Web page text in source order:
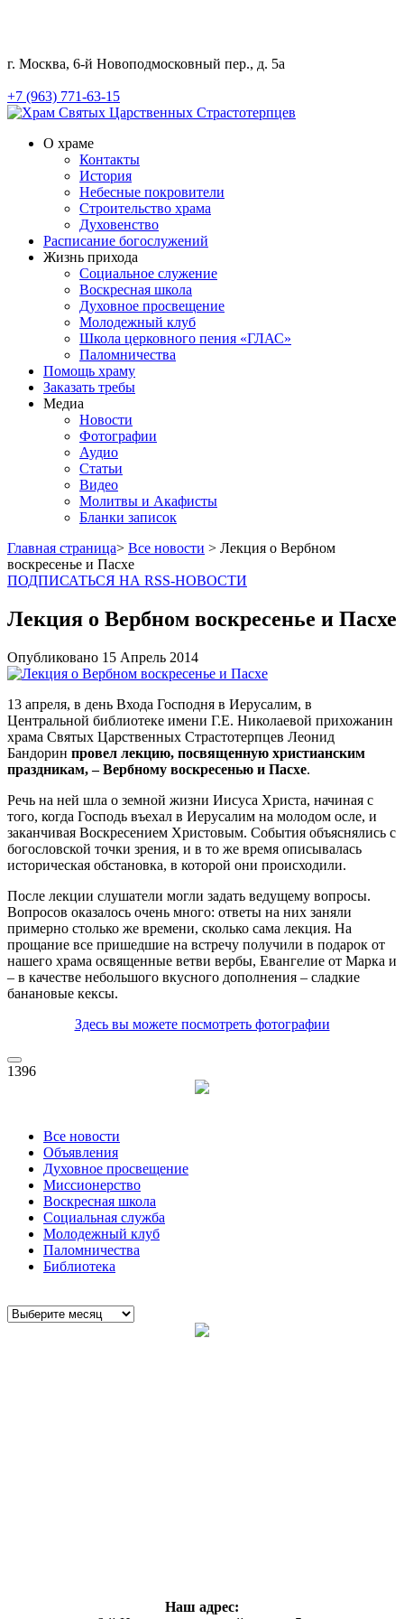
г. Москва, 6-й Новоподмосковный пер., д. 5а
+7 (963) 771-63-15
О храме
Контакты
История
Небесные покровители
Строительство храма
Духовенство
Расписание богослужений
Жизнь прихода
Социальное служение
Воскресная школа
Духовное просвещение
Молодежный клуб
Школа церковного пения «ГЛАС»
Паломничества
Помощь храму
Заказать требы
Медиа
Новости
Фотографии
Аудио
Статьи
Видео
Молитвы и Акафисты
Бланки записок
Главная страница> Все новости > Лекция о Вербном
воскресенье и Пасхе
ПОДПИСАТЬСЯ НА RSS-НОВОСТИ
Лекция о Вербном воскресенье и Пасхе
Опубликовано 15 Апрель 2014
13 апреля, в день Входа Господня в Иерусалим, в
Центральной библиотеке имени Г.Е. Николаевой прихожанин
храма Святых Царственных Страстотерпцев Леонид
Бандорин провел лекцию, посвященную христианским
праздникам, – Вербному воскресенью и Пасхе.
Речь на ней шла о земной жизни Иисуса Христа, начиная с
того, когда Господь въехал в Иерусалим на молодом осле, и
заканчивая Воскресением Христовым. События объяснялись с
богословской точки зрения, и в то же время описывалась
историческая обстановка, в которой они происходили.
После лекции слушатели могли задать ведущему вопросы.
Вопросов оказалось очень много: ответы на них заняли
примерно столько же времени, сколько сама лекция. На
прощание все пришедшие на встречу получили в подарок от
нашего храма освященные ветви вербы, Евангелие от Марка и
– в качестве небольшого вкусного дополнения – сладкие
банановые кексы.
Здесь вы можете посмотреть фотографии
1396
Все новости
Объявления
Духовное просвещение
Миссионерство
Воскресная школа
Социальная служба
Молодежный клуб
Паломничества
Библиотека
Наш адрес: